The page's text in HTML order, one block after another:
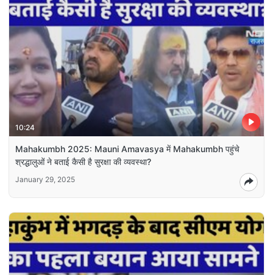
10:24
Mahakumbh 2025: Mauni Amavasya में Mahakumbh पहुंचे
श्रद्धालुओं ने बताई कैसी है सुरक्षा की व्यवस्था?
January 29, 2025